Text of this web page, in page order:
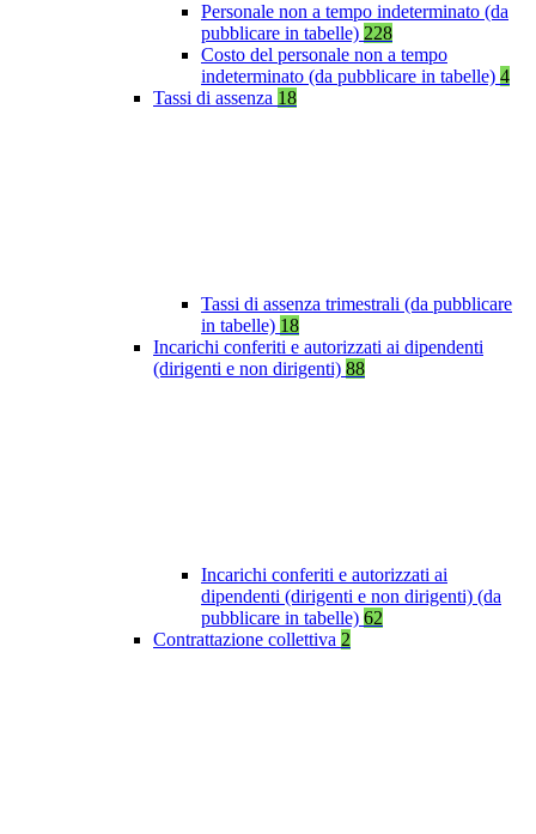
Personale non a tempo indeterminato (da
pubblicare in tabelle) 228
Costo del personale non a tempo
indeterminato (da pubblicare in tabelle) 4
Tassi di assenza 18
Tassi di assenza trimestrali (da pubblicare
in tabelle) 18
Incarichi conferiti e autorizzati ai dipendenti
(dirigenti e non dirigenti) 88
Incarichi conferiti e autorizzati ai
dipendenti (dirigenti e non dirigenti) (da
pubblicare in tabelle) 62
Contrattazione collettiva 2